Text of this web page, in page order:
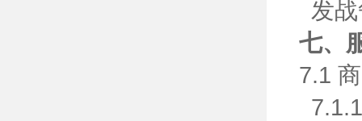
发
七、
7.1